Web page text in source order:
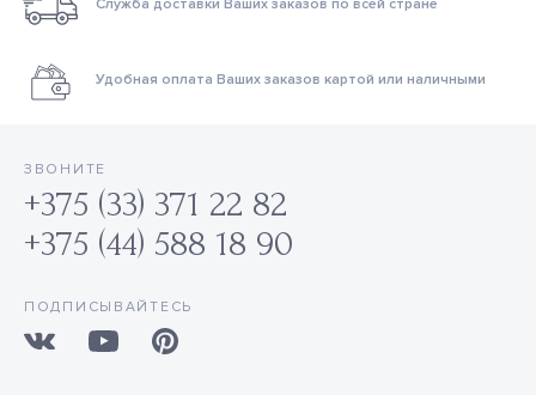
Служба доставки Ваших заказов по всей стране
Удобная оплата Ваших заказов картой или наличными
ЗВОНИТЕ
+375 (33) 371 22 82
+375 (44) 588 18 90
ПОДПИСЫВАЙТЕСЬ